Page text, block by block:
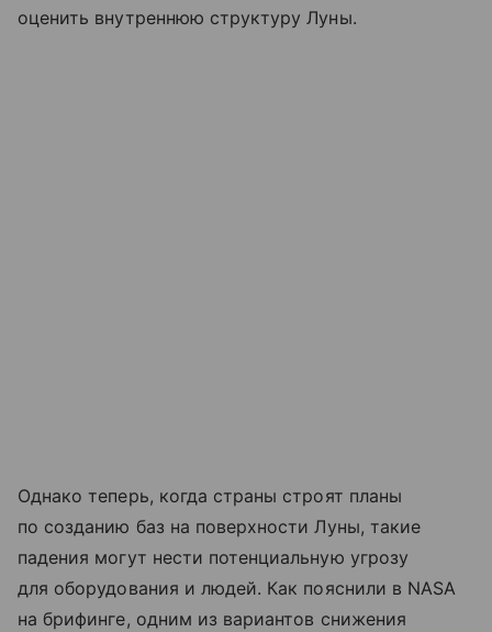
оценить внутреннюю структуру Луны.
Однако теперь, когда страны строят планы
по созданию баз на поверхности Луны, такие
падения могут нести потенциальную угрозу
для оборудования и людей. Как пояснили в NASA
на брифинге, одним из вариантов снижения